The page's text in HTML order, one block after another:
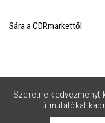
Sára a CDRmarkettől
Szeretne kedvezményt
útmutatókat